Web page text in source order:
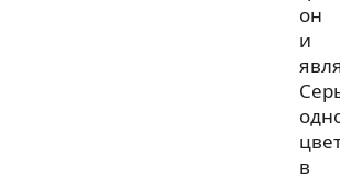
он
и
в